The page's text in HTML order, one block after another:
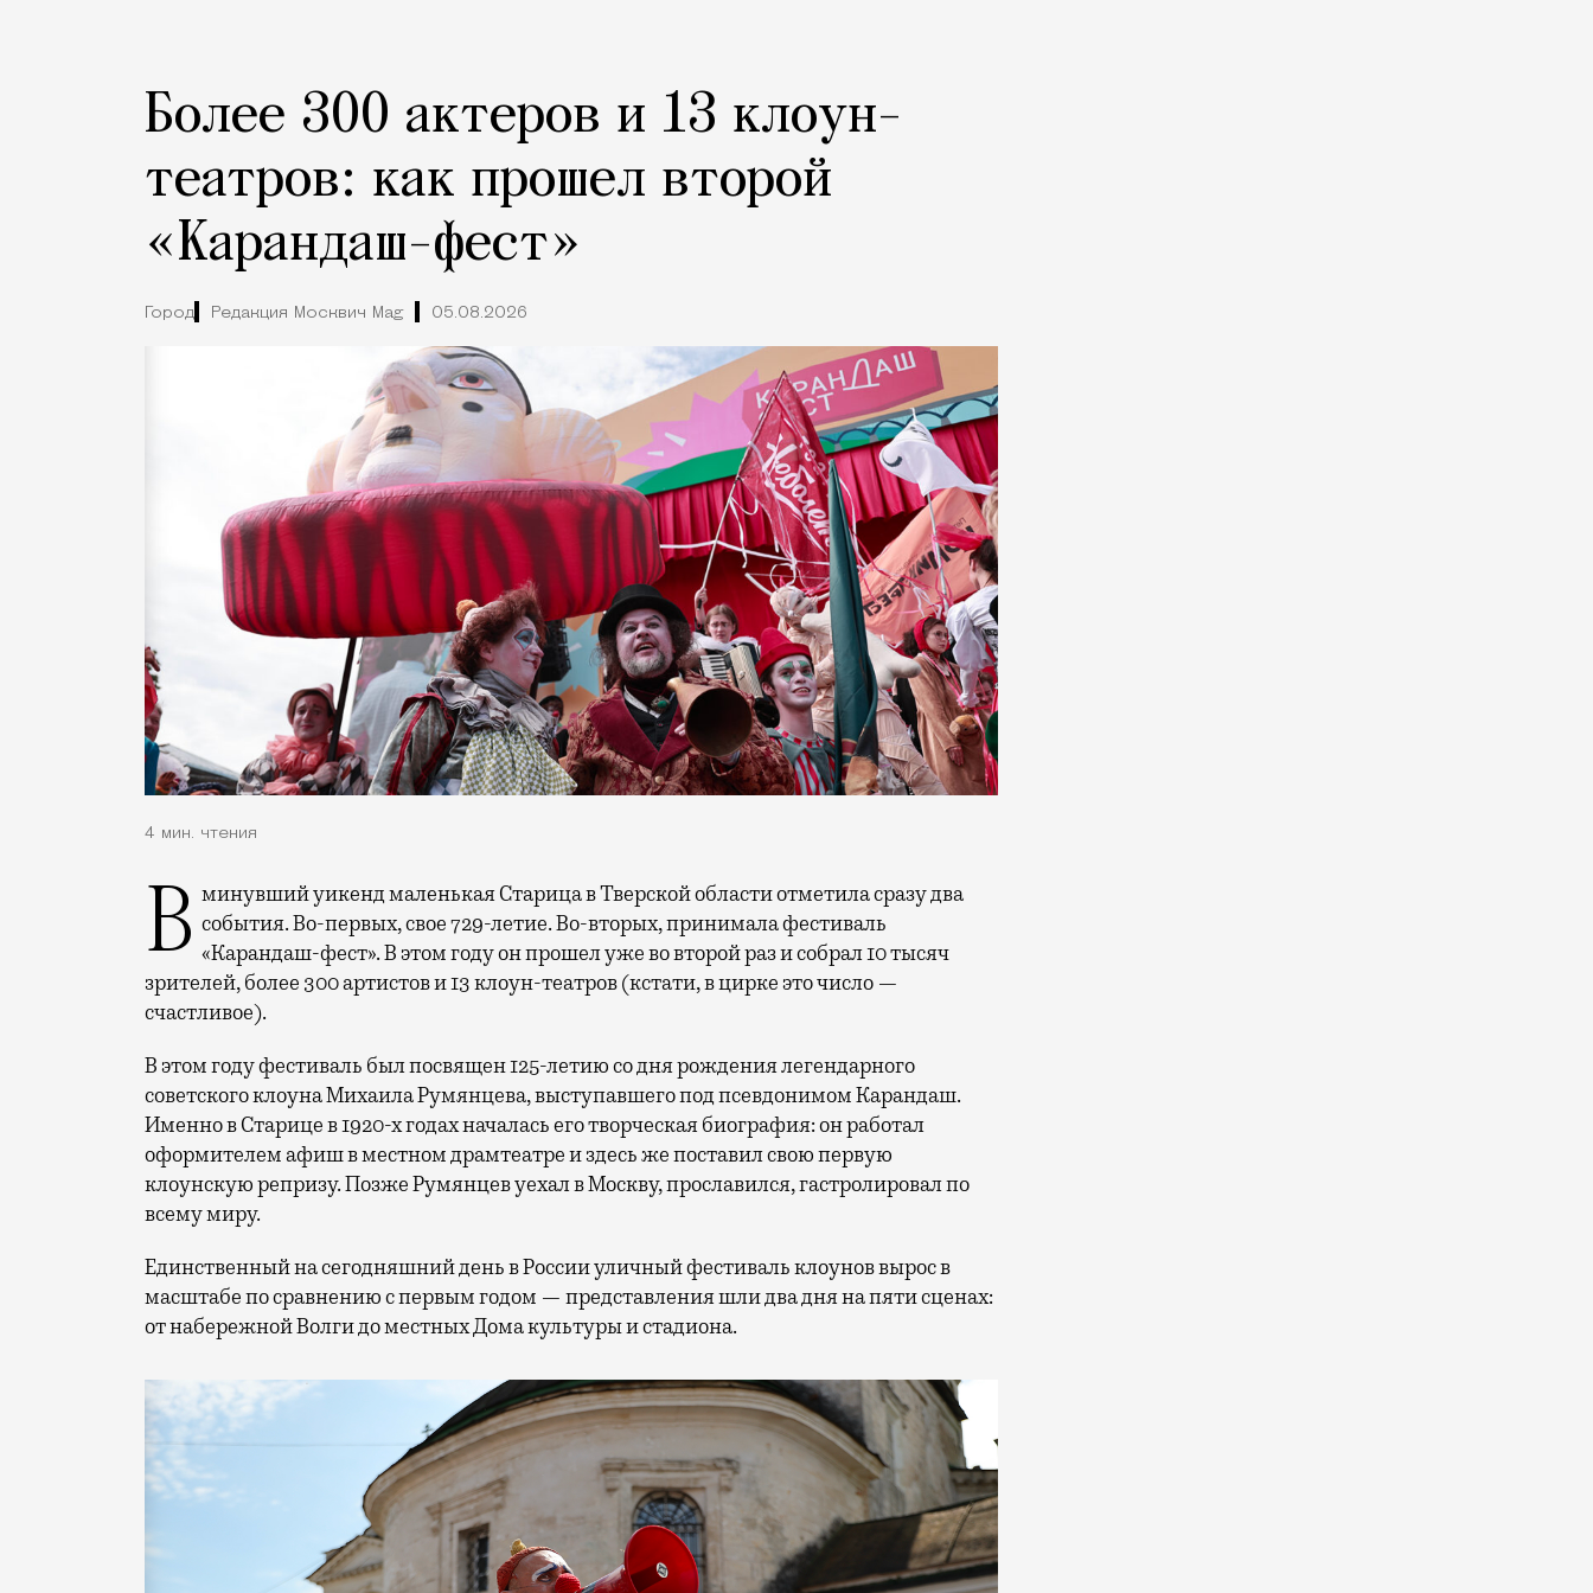
Более 300 актеров и 13 клоун-
театров: как прошел второй
«Карандаш-фест»
Город Редакция Москвич Mag 05.08.2026
4 мин. чтения
В минувший уикенд маленькая Старица в Тверской области отметила сразу два события. Во-первых, свое 729-летие. Во-вторых, принимала фестиваль
«Карандаш-фест». В этом году он прошел уже во второй раз и собрал 10 тысяч
зрителей, более 300 артистов и 13 клоун-театров (кстати, в цирке это число —
счастливое).
В этом году фестиваль был посвящен 125-летию со дня рождения легендарного
советского клоуна Михаила Румянцева, выступавшего под псевдонимом Карандаш.
Именно в Старице в 1920-х годах началась его творческая биография: он работал
оформителем афиш в местном драмтеатре и здесь же поставил свою первую
клоунскую репризу. Позже Румянцев уехал в Москву, прославился, гастролировал по
всему миру.
Единственный на сегодняшний день в России уличный фестиваль клоунов вырос в
масштабе по сравнению с первым годом — представления шли два дня на пяти сценах:
от набережной Волги до местных Дома культуры и стадиона.